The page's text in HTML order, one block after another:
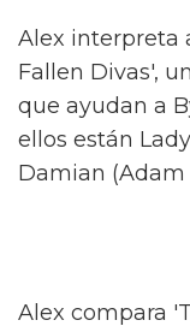
Alex, conocido
como queer".